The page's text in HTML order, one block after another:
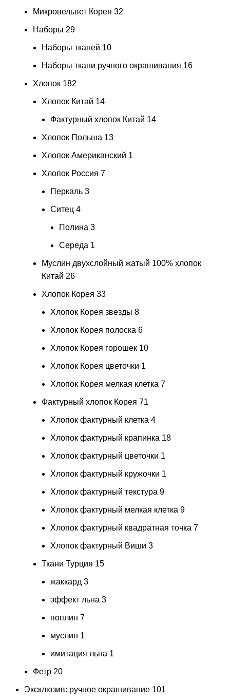
Микровельвет Корея 32
Наборы 29
Наборы тканей 10
Наборы ткани ручного окрашивания 16
Хлопок 182
Хлопок Китай 14
Фактурный хлопок Китай 14
Хлопок Польша 13
Хлопок Американский 1
Хлопок Россия 7
Перкаль 3
Ситец 4
Полина 3
Середа 1
Муслин двухслойный жатый 100% хлопок
Китай 26
Хлопок Корея 33
Хлопок Корея звезды 8
Хлопок Корея полоска 6
Хлопок Корея горошек 10
Хлопок Корея цветочки 1
Хлопок Корея мелкая клетка 7
Фактурный хлопок Корея 71
Хлопок фактурный клетка 4
Хлопок фактурный крапинка 18
Хлопок фактурный цветочки 1
Хлопок фактурный кружочки 1
Хлопок фактурный текстура 9
Хлопок фактурный мелкая клетка 9
Хлопок фактурный квадратная точка 7
Хлопок фактурный Виши 3
Ткани Турция 15
жаккард 3
эффект льна 3
поплин 7
муслин 1
имитация льна 1
Фетр 20
Эксклюзив: ручное окрашивание 101